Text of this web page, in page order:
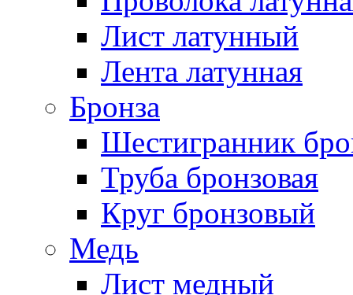
Лист латунный
Лента латунная
Бронза
Шестигранник
Труба бронзовая
Круг бронзовый
Медь
Лист медный